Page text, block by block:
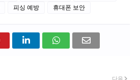
피싱 예방 휴대폰 보안
다음